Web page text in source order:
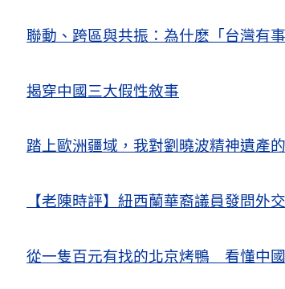
聯動、跨區與共振：為什麽「台灣有
揭穿中國三大假性敘事
踏上歐洲疆域，我對劉曉波精神遺產
【老陳時評】紐西蘭華裔議員發問外
從一隻百元有找的北京烤鴨 看懂中